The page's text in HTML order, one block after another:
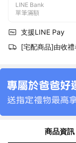
LINE Bank
單筆滿額
支援LINE Pay
[宅配商品]由收禮
商品資訊